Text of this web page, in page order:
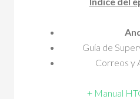
Guía de
Correos y
+ Manual